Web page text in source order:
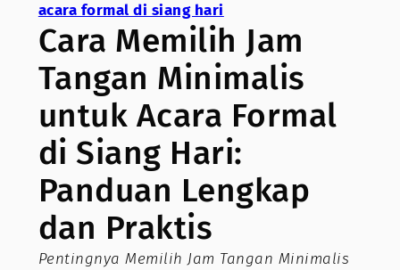
acara formal di siang hari
Cara Memilih Jam
Tangan Minimalis
untuk Acara Formal
di Siang Hari:
Panduan Lengkap
dan Praktis
Pentingnya Memilih Jam Tangan Minimalis